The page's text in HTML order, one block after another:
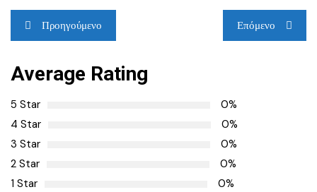
Πλοήγηση
άρθρων
Προηγούμενο Επόμενο
Average Rating
5 Star
0%
4 Star
0%
3 Star
0%
2 Star
0%
1 Star
0%